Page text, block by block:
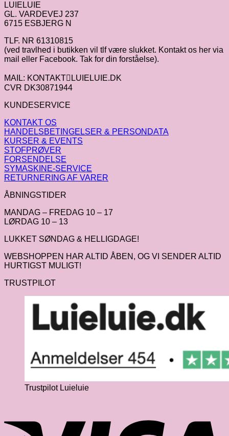
LUIELUIE
GL. VARDEVEJ 237
6715 ESBJERG N
TLF. NR 61310815
(ved travlhed i butikken vil tlf være slukket. Kontakt os her via
mail eller Facebook. Tak for din forståelse).
MAIL: KONTAKTLUIELUIE.DK
CVR DK30871944
KUNDESERVICE
KONTAKT OS
HANDELSBETINGELSER & PERSONDATA
KURSER & EVENTS
STOFPRØVER
FORSENDELSE
SYMASKINE-SERVICE
RETURNERING AF VARER
ÅBNINGSTIDER
MANDAG – FREDAG 10 – 17
LØRDAG 10 – 13
LUKKET SØNDAG & HELLIGDAGE!
WEBSHOPPEN HAR ALTID ÅBEN, OG VI SENDER ALTID
HURTIGST MULIGT!
TRUSTPILOT
Trustpilot Luieluie